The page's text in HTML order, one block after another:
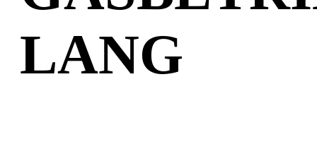
LANG